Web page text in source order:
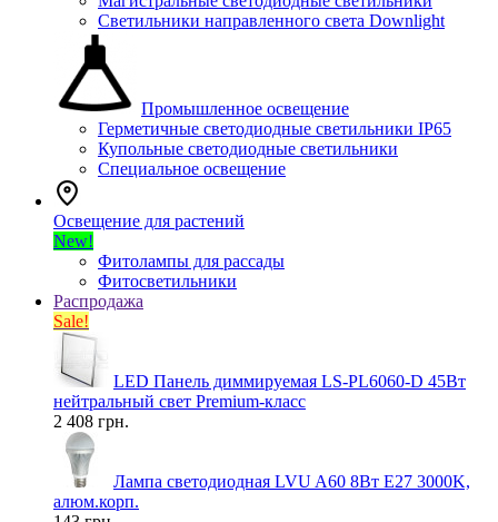
Светильники направленного света Downlight
Промышленное освещение
Герметичные светодиодные светильники IP65
Купольные светодиодные светильники
Специальное освещение
Освещение для растений
New!
Фитолампы для рассады
Фитосветильники
Распродажа
Sale!
LED Панель диммируемая LS-PL6060-D 45Вт
нейтральный свет Premium-класс
2 408 грн.
Лампа светодиодная LVU A60 8Вт E27 3000K,
алюм.корп.